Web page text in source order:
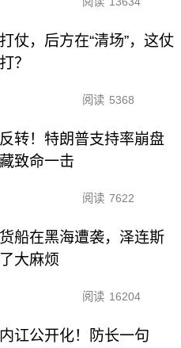
仗，后方在“清场”，这仗
？
阅读 5368
转！特朗普支持率崩盘
致命一击
阅读 7622
船在黑海遭袭，泽连斯
大麻烦
阅读 16204
讧公开化！防长一句